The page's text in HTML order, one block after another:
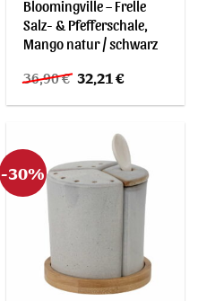
Bloomingville – Frelle
Salz- & Pfefferschale,
Mango natur / schwarz
36,90€ Ursprünglicher
Preis
war:
32,21€Aktueller
ist:
-30%